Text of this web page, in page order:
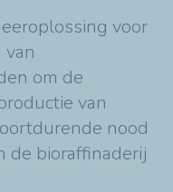
voor
om de
van
nood
de bioraffinaderij